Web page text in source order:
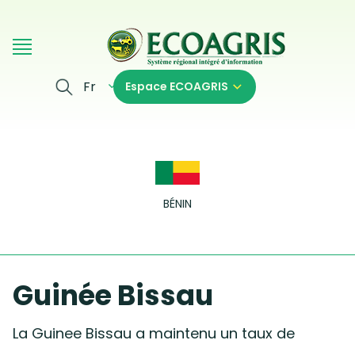
Fr Espace ECOAGRIS
BÉNIN
Guinée Bissau
La Guinee Bissau a maintenu un taux de